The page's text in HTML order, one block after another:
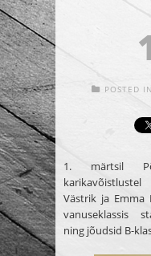
POSTED
1. märtsil
Västrik ja Emma
vanuseklassis
ning jõudsid B-